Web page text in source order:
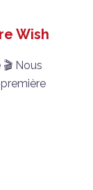
Wish
Nous